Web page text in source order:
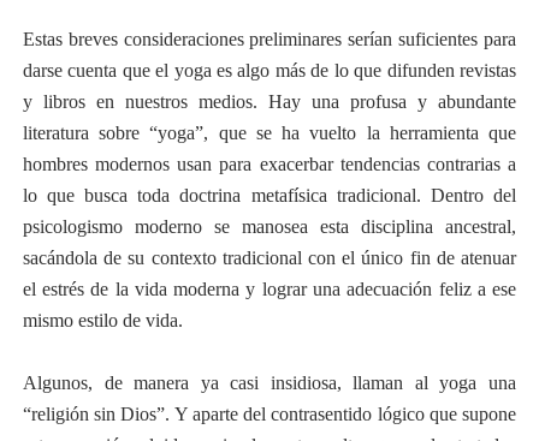
Estas breves consideraciones preliminares serían suficientes para
darse cuenta que el yoga es algo más de lo que difunden revistas
y libros en nuestros medios. Hay una profusa y abundante
literatura sobre “yoga”, que se ha vuelto la herramienta que
hombres modernos usan para exacerbar tendencias contrarias a
lo que busca toda doctrina metafísica tradicional. Dentro del
psicologismo moderno se manosea esta disciplina ancestral,
sacándola de su contexto tradicional con el único fin de atenuar
el estrés de la vida moderna y lograr una adecuación feliz a ese
mismo estilo de vida.
Algunos, de manera ya casi insidiosa, llaman al yoga una
“religión sin Dios”. Y aparte del contrasentido lógico que supone